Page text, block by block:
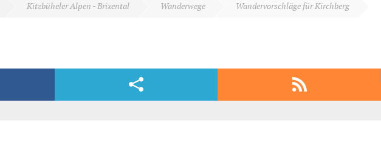
Kitzbüheler Alpen - Brixental Wanderwege Wandervorschläge für Kirchberg